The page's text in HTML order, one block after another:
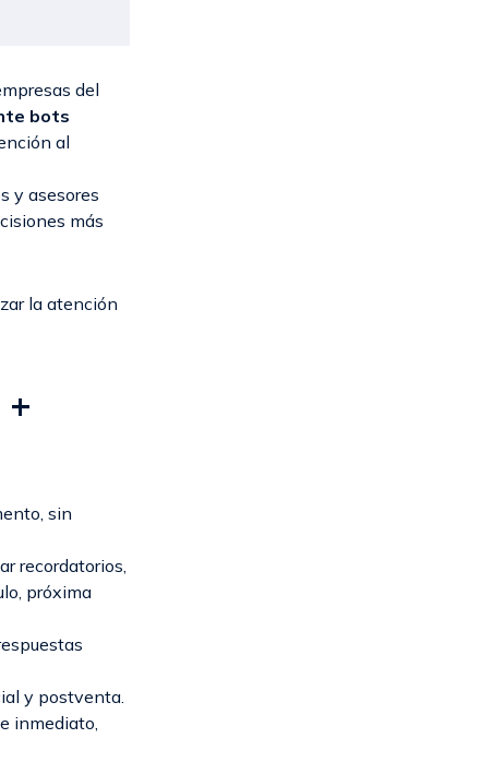
del
bots
al
y asesores
más
la atención
+
sin
recordatorios,
próxima
y postventa.
inmediato,